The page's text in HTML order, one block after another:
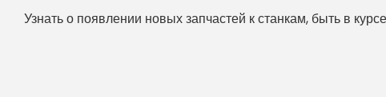
Узнать о появлении новых запчастей к станкам, быть в